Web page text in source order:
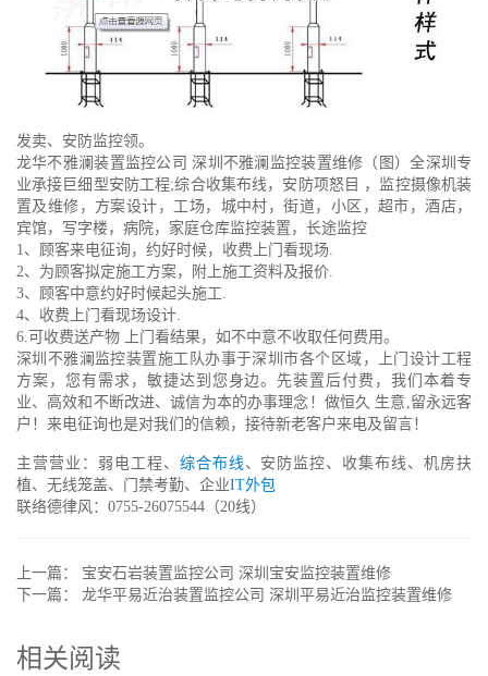
发卖、安防监控领。
龙华不雅澜装置监控公司 深圳不雅澜监控装置维修（图）全深圳专
业承接巨细型安防工程;综合收集布线，安防项怒目 ，监控摄像机装
置及维修，方案设计，工场，城中村，街道，小区，超市，酒店，
宾馆，写字楼，病院，家庭仓库监控装置，长途监控
1、顾客来电征询，约好时候，收费上门看现场.
2、为顾客拟定施工方案，附上施工资料及报价.
3、顾客中意约好时候起头施工.
4、收费上门看现场设计.
6.可收费送产物 上门看结果，如不中意不收取任何费用。
深圳不雅澜监控装置施工队办事于深圳市各个区域，上门设计工程
方案，您有需求，敏捷达到您身边。先装置后付费，我们本着专
业、高效和不断改进、诚信为本的办事理念！做恒久 生意,留永远客
户！来电征询也是对我们的信赖，接待新老客户来电及留言！
主营营业：弱电工程、 综合布线 、安防监控、收集布线、机房扶
植、无线笼盖、门禁考勤、企业IT外包
联络德律风：0755-26075544（20线）
上一篇： 宝安石岩装置监控公司 深圳宝安监控装置维修
下一篇： 龙华平易近治装置监控公司 深圳平易近治监控装置维修
相关阅读